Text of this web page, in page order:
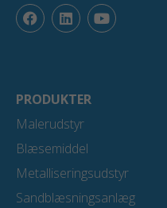
F
a
c
o
k
L
i
n
i
n
Y
o
u
PRODUKTER
Malerudstyr
Blæsemiddel
Metalliseringsudstyr
Sandblæsningsanlæg